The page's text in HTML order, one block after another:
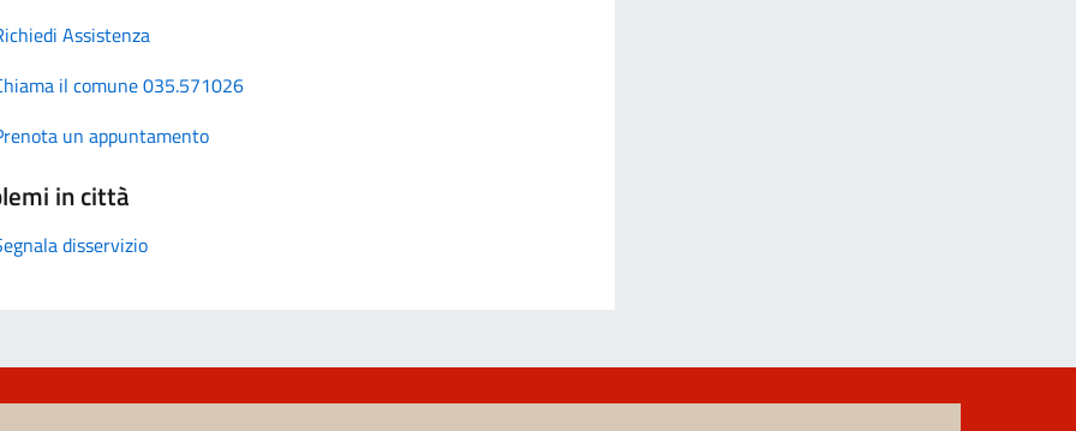
Assistenza
il comune 035.571026
un appuntamento
in città
disservizio